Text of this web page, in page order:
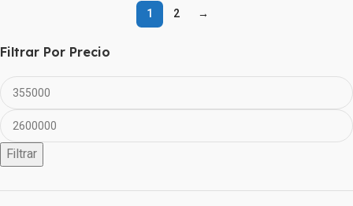
Filtrar Por Precio
Filtrar
1 2 →